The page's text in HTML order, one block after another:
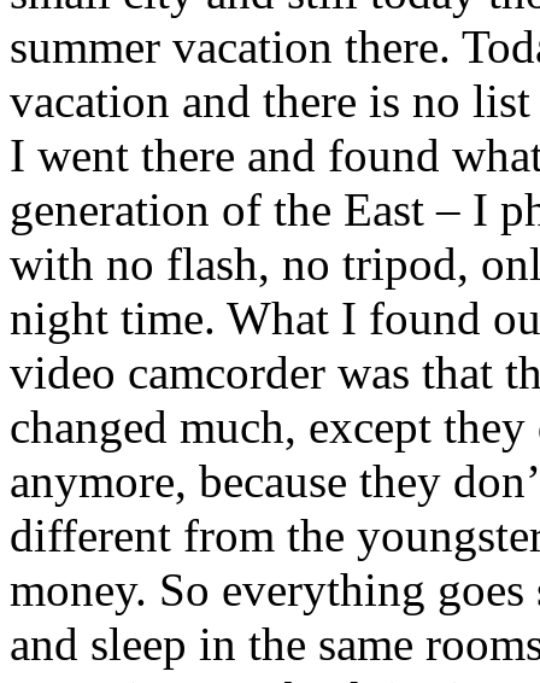
summer vacation there.
vacation and there is no
I went there and found
generation of the East – I
with no flash, no tripod,
night time. What I found
video camcorder was that
changed much, except
anymore, because they
different from the
money. So everything
and sleep in the same